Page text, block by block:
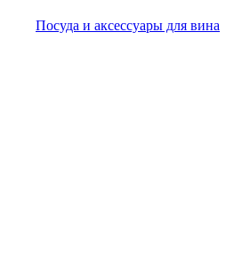
Посуда и аксессуары для вина